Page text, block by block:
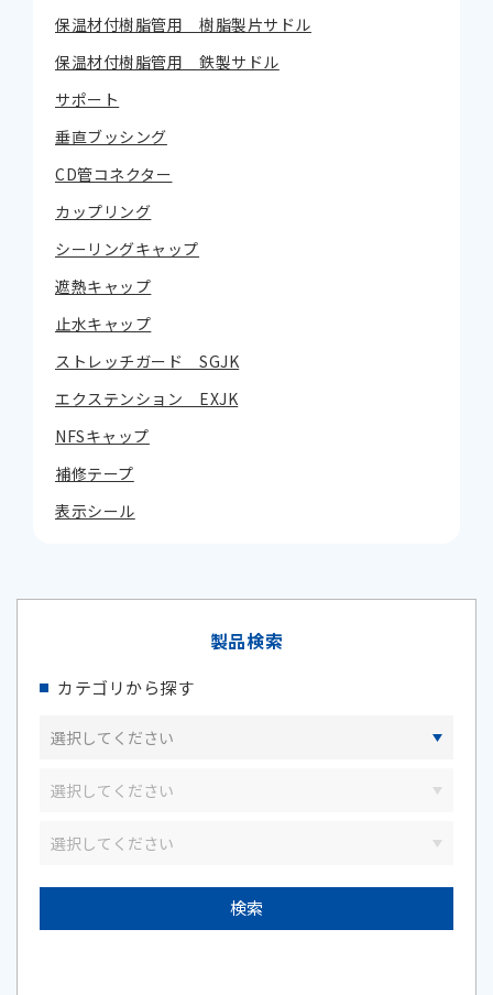
保温材付樹脂管用 樹脂製片サドル
保温材付樹脂管用 鉄製サドル
サポート
垂直ブッシング
CD管コネクター
カップリング
シーリングキャップ
遮熱キャップ
止水キャップ
ストレッチガード SGJK
エクステンション EXJK
NFSキャップ
補修テープ
表示シール
製品検索
カテゴリから探す